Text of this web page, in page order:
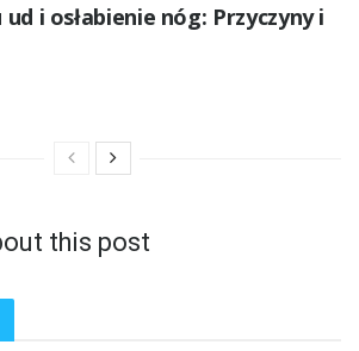
i osłabienie nóg: Przyczyny i
this post